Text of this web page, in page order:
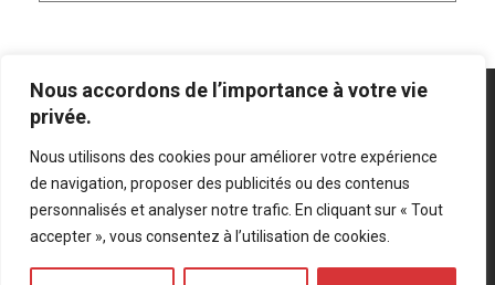
Nous accordons de l’importance à votre vie
privée.
Nous utilisons des cookies pour améliorer votre expérience
de navigation, proposer des publicités ou des contenus
personnalisés et analyser notre trafic. En cliquant sur « Tout
accepter », vous consentez à l’utilisation de cookies.
Mentions légales Politique de confidentialité
Bluesky
LinkedIn
Twitter